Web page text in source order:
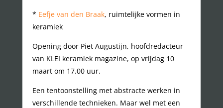
* Eefje van den Braak, ruimtelijke vormen in
keramiek
Opening door Piet Augustijn, hoofdredacteur
van KLEI keramiek magazine, op vrijdag 10
maart om 17.00 uur.
Een tentoonstelling met abstracte werken in
verschillende technieken. Maar wel met een